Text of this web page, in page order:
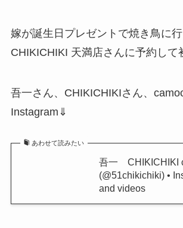
嫁が誕生日プレゼントで焼き鳥に行
CHIKICHIKI 天満店さんに予約して
吾一さん、CHIKICHIKIさん、
Instagram⇓
あわせて読みたい
吾一 CHIKICHIKI
(@51chikichiki) •
and videos